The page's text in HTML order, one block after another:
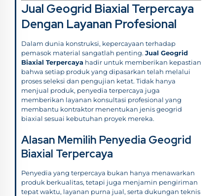
Jual Geogrid Biaxial Terpercaya
Dengan Layanan Profesional
Dalam dunia konstruksi, kepercayaan terhadap
pemasok material sangatlah penting. Jual Geogrid
Biaxial Terpercaya hadir untuk memberikan kepastian
bahwa setiap produk yang dipasarkan telah melalui
proses seleksi dan pengujian ketat. Tidak hanya
menjual produk, penyedia terpercaya juga
memberikan layanan konsultasi profesional yang
membantu kontraktor menentukan jenis geogrid
biaxial sesuai kebutuhan proyek mereka.
Alasan Memilih Penyedia Geogrid
Biaxial Terpercaya
Penyedia yang terpercaya bukan hanya menawarkan
produk berkualitas, tetapi juga menjamin pengiriman
tepat waktu, layanan purna jual, serta dukungan teknis